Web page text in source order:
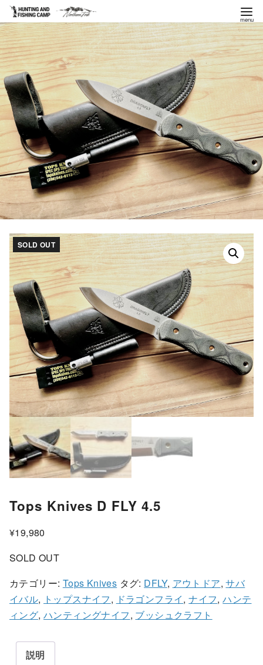
コ
ン
テ
ン
ツ
へ
移
動
SOLD OUT
Tops Knives D FLY 4.5
¥19,980
SOLD OUT
カテゴリー: Tops Knives タグ: DFLY, アウトドア,サバ
イバル, トップスナイフ, ドラゴンフライ,ナイフ,ハンテ
ィング,ハンティングナイフ, ブッシュクラフト
説明